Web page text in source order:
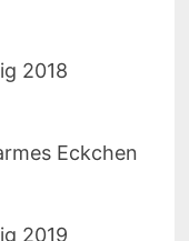
2018
Eckchen
2019